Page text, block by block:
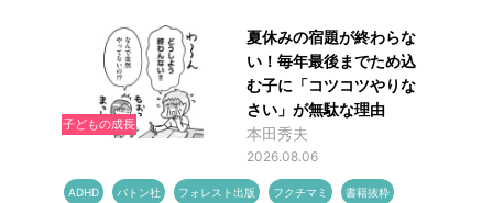
子どもの成長
夏休みの宿題が終わらな
い！毎年最後までため込
む子に「コツコツやりな
さい」が無駄な理由
本田秀夫
2026.08.06
ADHD バトン社 フォレスト出版 フクチマミ 書籍抜粋